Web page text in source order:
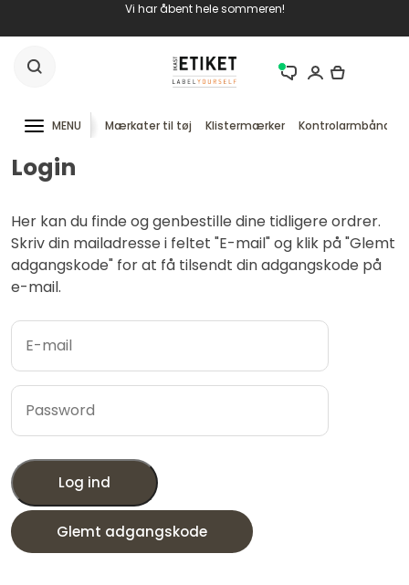
Vi har åbent hele sommeren!
MENU Mærkater til tøj Klistermærker Kontrolarmbånd
Login
Her kan du finde og genbestille dine tidligere ordrer.
Skriv din mailadresse i feltet "E-mail" og klik på "Glemt
adgangskode" for at få tilsendt din adgangskode på
e-mail.
Log ind
Glemt adgangskode